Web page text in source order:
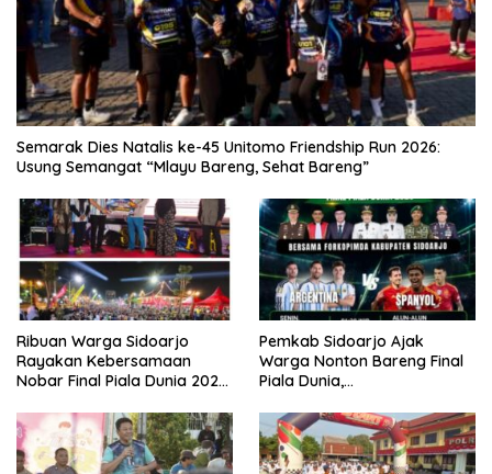
Semarak Dies Natalis ke-45 Unitomo Friendship Run 2026:
Usung Semangat “Mlayu Bareng, Sehat Bareng”
Ribuan Warga Sidoarjo
Rayakan Kebersamaan
Nobar Final Piala Dunia 2026
Forkopimda
Pemkab Sidoarjo Ajak
Warga Nonton Bareng Final
Piala Dunia,